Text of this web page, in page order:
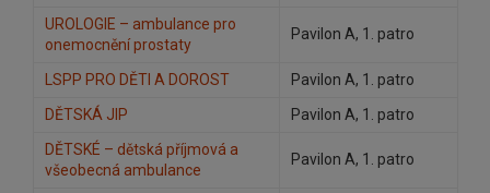
UROLOGIE – ambulance pro
onemocnění prostaty
Pavilon A, 1. patro
LSPP PRO DĚTI A DOROST
Pavilon A, 1. patro
DĚTSKÁ JIP
Pavilon A, 1. patro
DĚTSKÉ – dětská příjmová a
všeobecná ambulance
Pavilon A, 1. patro